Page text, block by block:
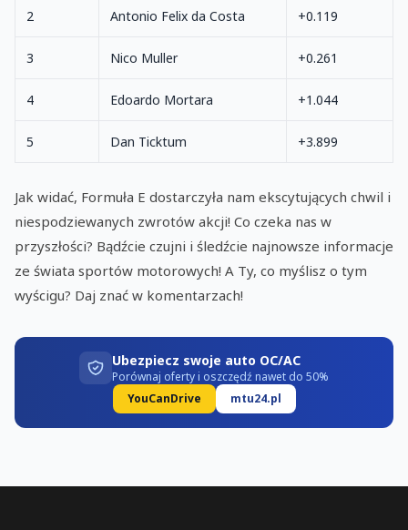
2 Antonio Felix da Costa +0.119
3 Nico Muller +0.261
4 Edoardo Mortara +1.044
5 Dan Ticktum +3.899
Jak widać, Formuła E dostarczyła nam ekscytujących chwil i
niespodziewanych zwrotów akcji! Co czeka nas w
przyszłości? Bądźcie czujni i śledźcie najnowsze informacje
ze świata sportów motorowych! A Ty, co myślisz o tym
wyścigu? Daj znać w komentarzach!
Ubezpiecz swoje auto OC/AC
Porównaj oferty i oszczędź nawet do 50%
YouCanDrive
mtu24.pl